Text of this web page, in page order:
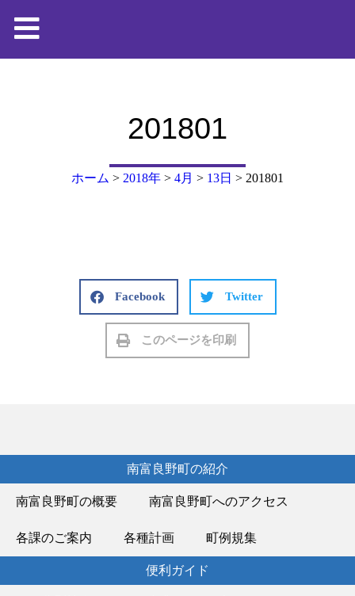
201801
ホーム > 2018年 > 4月 > 13日 > 201801
Facebook Twitter
このページを印刷
南富良野町の紹介
南富良野町の概要 南富良野町へのアクセス
各課のご案内 各種計画 町例規集
便利ガイド